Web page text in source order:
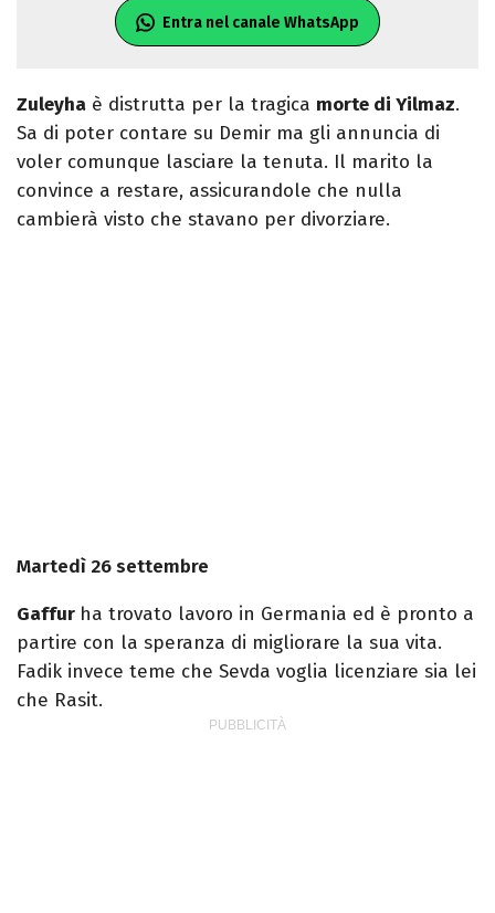
Entra nel canale WhatsApp
Zuleyha è distrutta per la tragica morte di Yilmaz.
Sa di poter contare su Demir ma gli annuncia di
voler comunque lasciare la tenuta. Il marito la
convince a restare, assicurandole che nulla
cambierà visto che stavano per divorziare.
Martedì 26 settembre
Gaffur ha trovato lavoro in Germania ed è pronto a
partire con la speranza di migliorare la sua vita.
Fadik invece teme che Sevda voglia licenziare sia lei
che Rasit.